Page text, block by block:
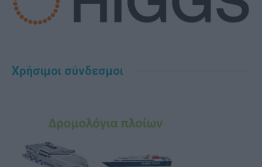
Χρήσιμοι σύνδεσμοι